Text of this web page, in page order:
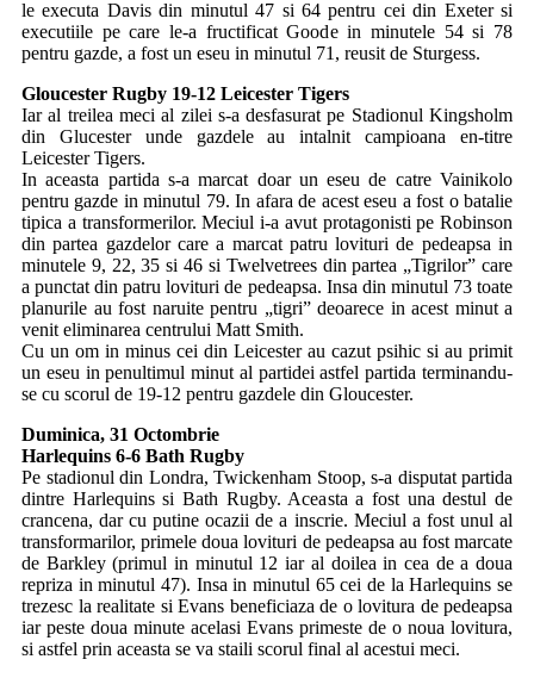
le executa Davis din minutul 47 si 64 pentru cei din Exeter si
executiile pe care le-a fructificat Goode in minutele 54 si 78
pentru gazde, a fost un eseu in minutul 71, reusit de Sturgess.
Gloucester Rugby 19-12 Leicester Tigers
Iar al treilea meci al zilei s-a desfasurat pe Stadionul Kingsholm
din Glucester unde gazdele au intalnit campioana en-titre
Leicester Tigers.
In aceasta partida s-a marcat doar un eseu de catre Vainikolo
pentru gazde in minutul 79. In afara de acest eseu a fost o batalie
tipica a transformerilor. Meciul i-a avut protagonisti pe Robinson
din partea gazdelor care a marcat patru lovituri de pedeapsa in
minutele 9, 22, 35 si 46 si Twelvetrees din partea „Tigrilor” care
a punctat din patru lovituri de pedeapsa. Insa din minutul 73 toate
planurile au fost naruite pentru „tigri” deoarece in acest minut a
venit eliminarea centrului Matt Smith.
Cu un om in minus cei din Leicester au cazut psihic si au primit
un eseu in penultimul minut al partidei astfel partida terminandu-
se cu scorul de 19-12 pentru gazdele din Gloucester.
Duminica, 31 Octombrie
Harlequins 6-6 Bath Rugby
Pe stadionul din Londra, Twickenham Stoop, s-a disputat partida
dintre Harlequins si Bath Rugby. Aceasta a fost una destul de
crancena, dar cu putine ocazii de a inscrie. Meciul a fost unul al
transformarilor, primele doua lovituri de pedeapsa au fost marcate
de Barkley (primul in minutul 12 iar al doilea in cea de a doua
repriza in minutul 47). Insa in minutul 65 cei de la Harlequins se
trezesc la realitate si Evans beneficiaza de o lovitura de pedeapsa
iar peste doua minute acelasi Evans primeste de o noua lovitura,
si astfel prin aceasta se va staili scorul final al acestui meci.